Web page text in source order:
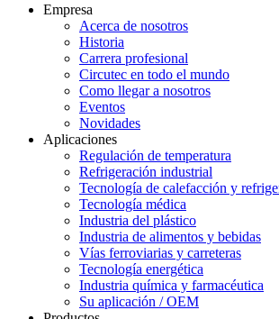
Empresa
Acerca de nosotros
Historia
Carrera profesional
Circutec en todo el mundo
Como llegar a nosotros
Eventos
Novidades
Aplicaciones
Regulación de temperatura
Refrigeración industrial
Tecnología de calefacción y
Tecnología médica
Industria del plástico
Industria de alimentos y bebidas
Vías ferroviarias y carreteras
Tecnología energética
Industria química y farmacéutica
Su aplicación / OEM